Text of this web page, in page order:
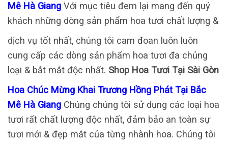
Mê Hà Giang Với mục tiêu đem lại mang đến quý
khách những dòng sản phẩm hoa tươi chất lượng &
dịch vụ tốt nhất, chúng tôi cam đoan luôn luôn
cung cấp các dòng sản phẩm hoa tươi đa chủng
loại & bắt mắt độc nhất. Shop Hoa Tươi Tại Sài Gòn
Hoa Chúc Mừng Khai Trương Hồng Phát Tại Bắc
Mê Hà Giang Chúng chúng tôi sử dụng các loại hoa
tươi rất chất lượng độc nhất, đảm bảo an toàn sự
tươi mới & đẹp mắt của từng nhành hoa. Chúng tôi